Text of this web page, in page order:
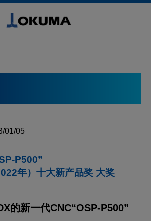
01/05
P500”
年）十大新产品奖 大奖
的新一代CNC“OSP-P500”